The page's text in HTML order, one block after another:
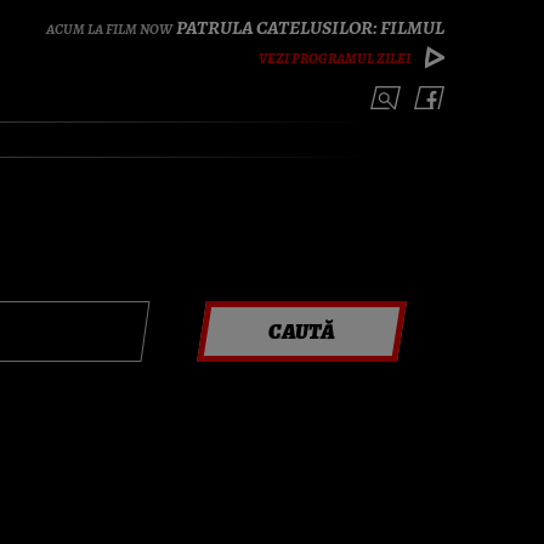
PATRULA CATELUSILOR: FILMUL
VEZI PROGRAMUL ZILEI